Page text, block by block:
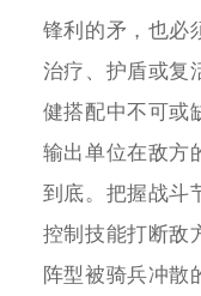
锋利的矛，也必
治疗、护盾或复
健搭配中不可或
输出单位在敌方
到底。把握战斗
控制技能打断敌
阵型被骑兵冲散